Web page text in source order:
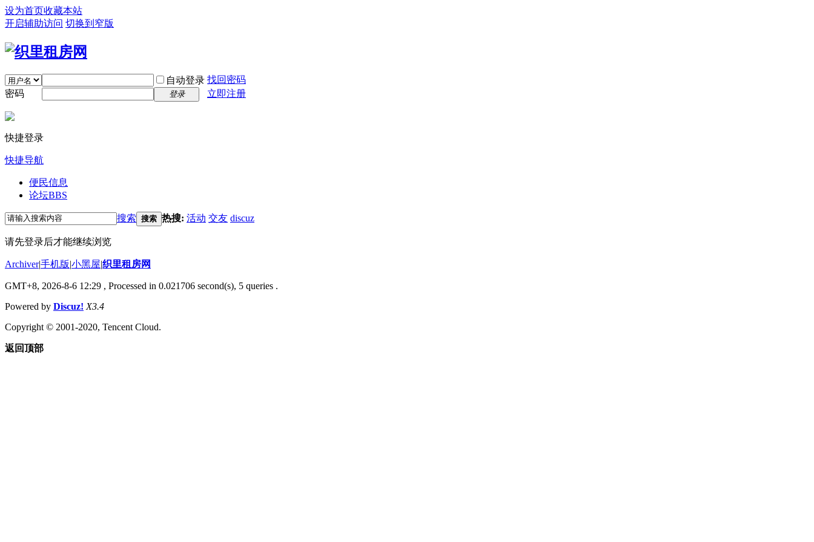
设为首页收藏本站
开启辅助访问 切换到窄版
自动登录 找回密码
密码
登录 立即注册
快捷登录
快捷导航
便民信息
论坛BBS
搜索 搜索 热搜: 活动 交友 discuz
请先登录后才能继续浏览
Archiver|手机版|小黑屋|织里租房网
GMT+8, 2026-8-6 12:29 , Processed in 0.021706 second(s), 5 queries .
Powered by Discuz! X3.4
Copyright © 2001-2020, Tencent Cloud.
返回顶部